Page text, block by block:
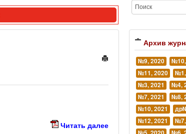
Читать далее
Архив
№9, 2020 №10,
№11, 2020
№1,
№3, 2021
№4,
№7, 2021
№8,
№10, 2021
№12, 2021
№7,